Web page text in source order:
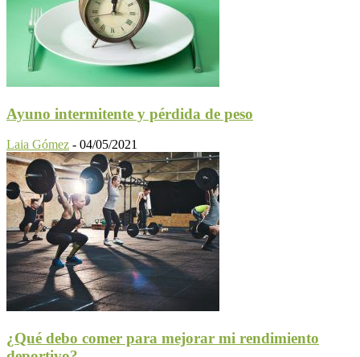
Ayuno intermitente y pérdida de peso
Laia Gómez - 04/05/2021
¿Qué debo comer para mejorar mi rendimiento